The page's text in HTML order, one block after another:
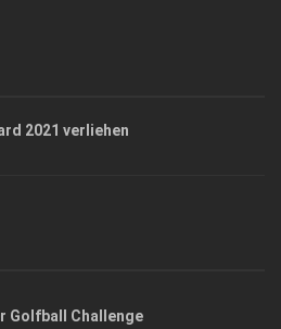
2021 verliehen
Golfball Challenge